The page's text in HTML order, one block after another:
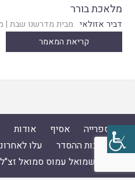
מלאכת בורר
דביר אזולאי מבית מדרשנו שבת |
קריאת המאמר
ספרייה אסיף אודות
ישיבות ההסדר
עלו
ד"ר שמואל עמוס סמואל זצ"ל